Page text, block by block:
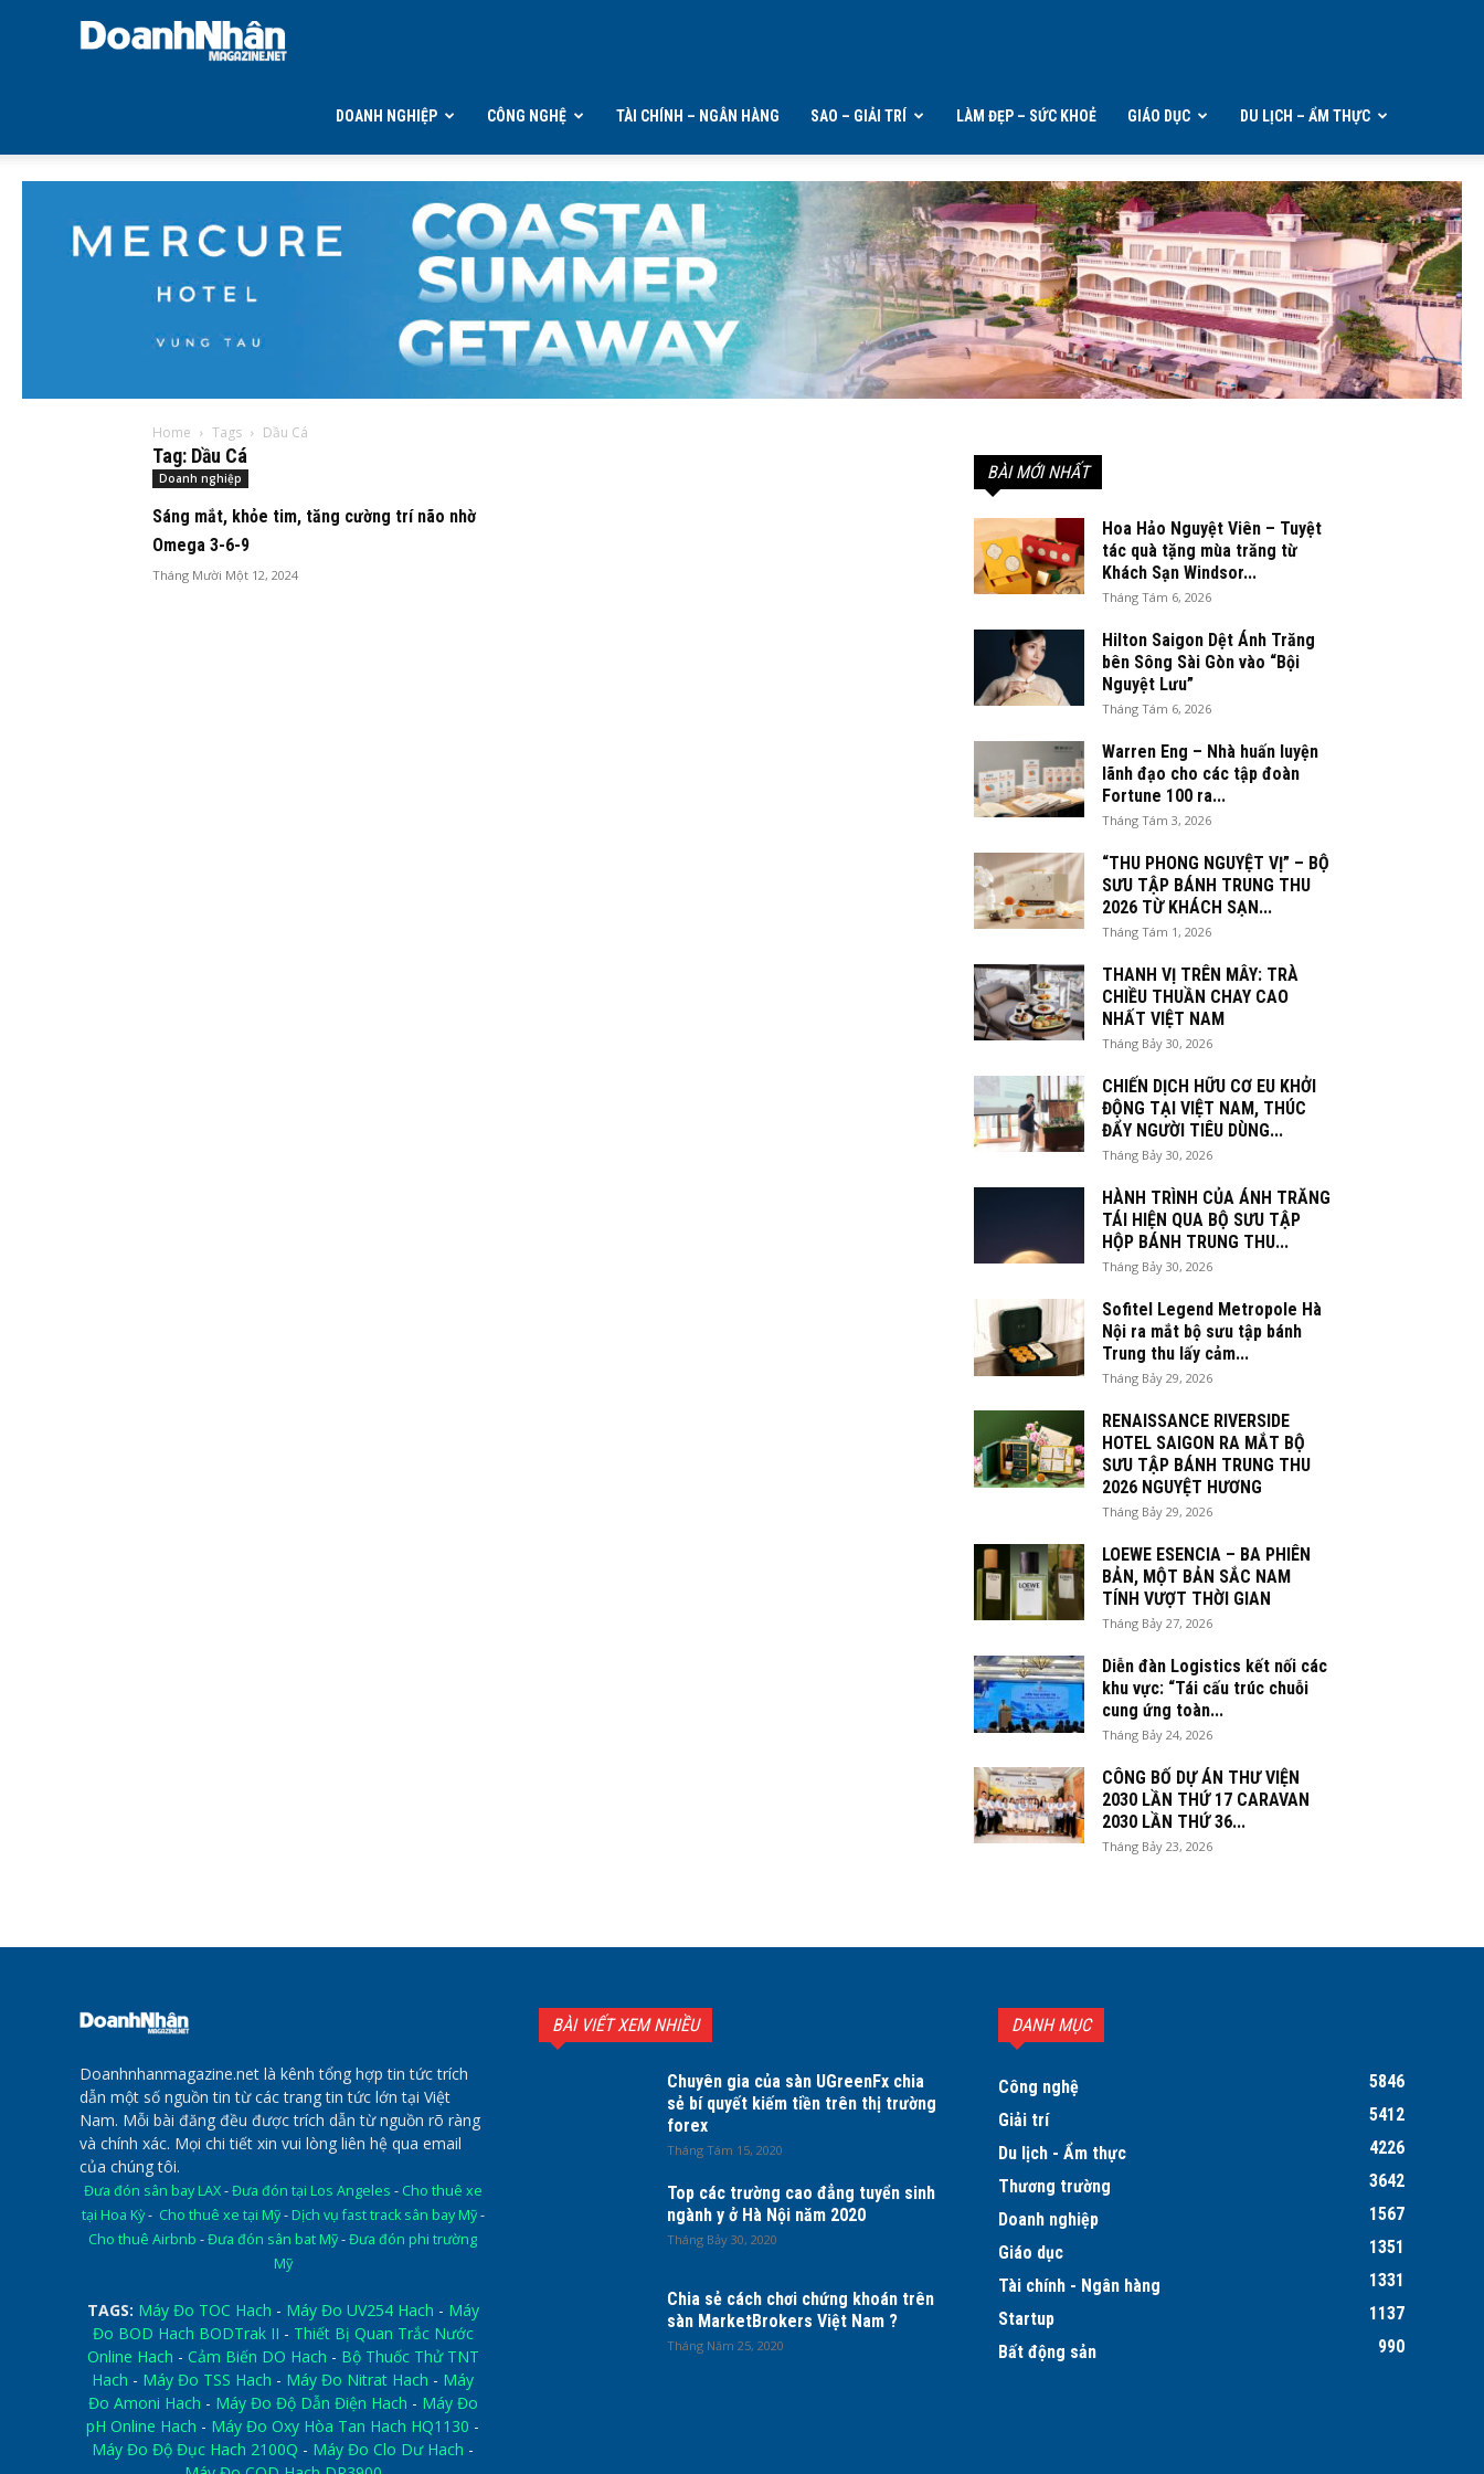
DOANH NGHIỆP CÔNG NGHỆ TÀI CHÍNH – NGÂN HÀNG SAO – GIẢI TRÍ LÀM ĐẸP – SỨC KHOẺ GIÁO DỤC DU LỊCH – ẨM THỰC
Home Tags Dầu Cá
Tag: Dầu Cá
Doanh nghiệp
Sáng mắt, khỏe tim, tăng cường trí não nhờ
Omega 3-6-9
Tháng Mười Một 12, 2024
BÀI MỚI NHẤT
Hoa Hảo Nguyệt Viên – Tuyệt
tác quà tặng mùa trăng từ
Khách Sạn Windsor...
Tháng Tám 6, 2026
Hilton Saigon Dệt Ánh Trăng
bên Sông Sài Gòn vào “Bội
Nguyệt Lưu”
Tháng Tám 6, 2026
Warren Eng – Nhà huấn luyện
lãnh đạo cho các tập đoàn
Fortune 100 ra...
Tháng Tám 3, 2026
“THU PHONG NGUYỆT VỊ” – BỘ
SƯU TẬP BÁNH TRUNG THU
2026 TỪ KHÁCH SẠN...
Tháng Tám 1, 2026
THANH VỊ TRÊN MÂY: TRÀ
CHIỀU THUẦN CHAY CAO
NHẤT VIỆT NAM
Tháng Bảy 30, 2026
CHIẾN DỊCH HỮU CƠ EU KHỞI
ĐỘNG TẠI VIỆT NAM, THÚC
ĐẨY NGƯỜI TIÊU DÙNG...
Tháng Bảy 30, 2026
HÀNH TRÌNH CỦA ÁNH TRĂNG
TÁI HIỆN QUA BỘ SƯU TẬP
HỘP BÁNH TRUNG THU...
Tháng Bảy 30, 2026
Sofitel Legend Metropole Hà
Nội ra mắt bộ sưu tập bánh
Trung thu lấy cảm...
Tháng Bảy 29, 2026
RENAISSANCE RIVERSIDE
HOTEL SAIGON RA MẮT BỘ
SƯU TẬP BÁNH TRUNG THU
2026 NGUYỆT HƯƠNG
Tháng Bảy 29, 2026
LOEWE ESENCIA – BA PHIÊN
BẢN, MỘT BẢN SẮC NAM
TÍNH VƯỢT THỜI GIAN
Tháng Bảy 27, 2026
Diễn đàn Logistics kết nối các
khu vực: “Tái cấu trúc chuỗi
cung ứng toàn...
Tháng Bảy 24, 2026
CÔNG BỐ DỰ ÁN THƯ VIỆN
2030 LẦN THỨ 17 CARAVAN
2030 LẦN THỨ 36...
Tháng Bảy 23, 2026
Doanhnhanmagazine.net là kênh tổng hợp tin tức trích
dẫn một số nguồn tin từ các trang tin tức lớn tại Việt
Nam. Mỗi bài đăng đều được trích dẫn từ nguồn rõ ràng
và chính xác. Mọi chi tiết xin vui lòng liên hệ qua email
của chúng tôi.
Đưa đón sân bay LAX-Đưa đón tại Los Angeles - Cho thuê xe
tại Hoa Kỳ- Cho thuê xe tại Mỹ- Dịch vụ fast track sân bay Mỹ-
Cho thuê Airbnb -Đưa đón sân bat Mỹ-Đưa đón phi trường
Mỹ
TAGS: Máy Đo TOC Hach - Máy Đo UV254 Hach - Máy
Đo BOD Hach BODTrak II - Thiết Bị Quan Trắc Nước
Online Hach - Cảm Biến DO Hach - Bộ Thuốc Thử TNT
Hach - Máy Đo TSS Hach - Máy Đo Nitrat Hach - Máy
Đo Amoni Hach - Máy Đo Độ Dẫn Điện Hach - Máy Đo
pH Online Hach - Máy Đo Oxy Hòa Tan Hach HQ1130 -
Máy Đo Độ Đục Hach 2100Q - Máy Đo Clo Dư Hach -
BÀI VIẾT XEM NHIỀU
Chuyên gia của sàn UGreenFx chia
sẻ bí quyết kiếm tiền trên thị trường
forex
Tháng Tám 15, 2020
Top các trường cao đẳng tuyển sinh
ngành y ở Hà Nội năm 2020
Tháng Bảy 30, 2020
Chia sẻ cách chơi chứng khoán trên
sàn MarketBrokers Việt Nam ?
Tháng Năm 25, 2020
DANH MỤC
Công nghệ
5846
Giải trí
5412
Du lịch - Ẩm thực
4226
Thương trường
3642
Doanh nghiệp
1567
Giáo dục
1351
Tài chính - Ngân hàng
1331
Startup
1137
Bất động sản
990